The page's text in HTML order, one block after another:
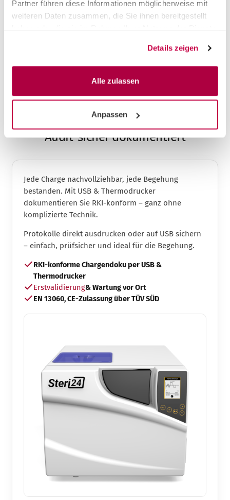
Partner führen diese Informationen möglicherweise mit
weiteren Daten zusammen, die Sie ihnen bereitgestellt
Details zeigen
Alle zulassen
Anpassen
Audit-sicher dokumentiert
Jede Charge nachvollziehbar, jede Begehung
bestanden. Mit USB & Thermodrucker
dokumentieren Sie RKI-konform – ganz ohne
komplizierte Technik.
Protokolle direkt ausdrucken oder auf USB sichern
– einfach, prüfsicher und ideal für die Begehung.
RKI-konforme Chargendoku per USB &
Thermodrucker
Erstvalidierung& Wartung vor Ort
EN 13060, CE-Zulassung über TÜV SÜD